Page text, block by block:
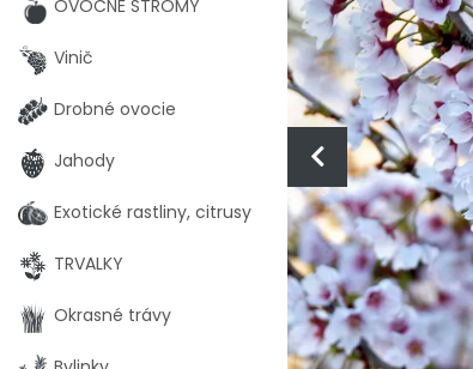
OVOCNÉ STROMY
Vinič
Drobné ovocie
Jahody
Exotické rastliny, citrusy
TRVALKY
Okrasné trávy